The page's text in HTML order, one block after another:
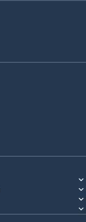
expand_more
expand_more
expand_more
expand_more